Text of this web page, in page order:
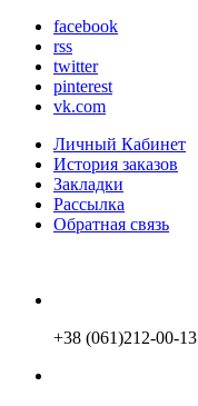
facebook
rss
twitter
pinterest
vk.com
Личный Кабинет
История заказов
Закладки
Рассылка
Обратная связь
+38 (061)212-00-13